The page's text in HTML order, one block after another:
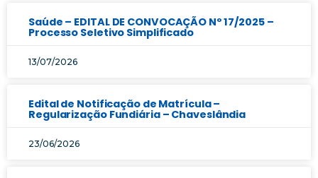
Saúde – EDITAL DE CONVOCAÇÃO Nº 17/2025 –
Processo Seletivo Simplificado
13/07/2026
Edital de Notificação de Matrícula –
Regularização Fundiária – Chaveslândia
23/06/2026